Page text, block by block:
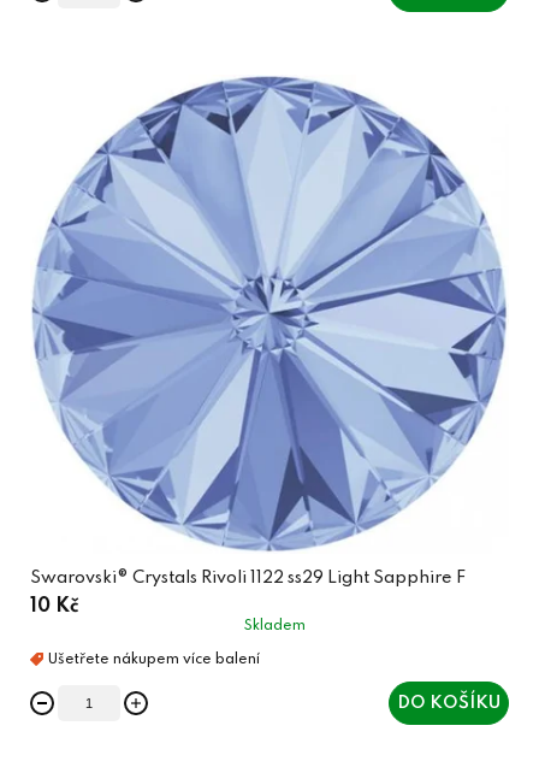
Swarovski® Crystals Rivoli 1122 ss29 Light Sapphire F
10 Kč
Skladem
DO KOŠÍKU